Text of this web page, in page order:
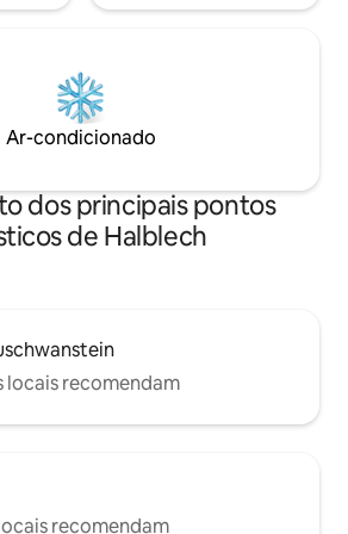
Ar-condicionado
dos principais pontos
de Halblech
locais recomendam
recomendam